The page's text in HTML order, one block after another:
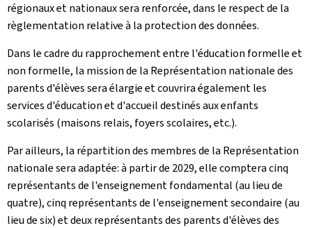
régionaux et nationaux sera renforcée, dans le respect de la
règlementation relative à la protection des données.
Dans le cadre du rapprochement entre l'éducation formelle et
non formelle, la mission de la Représentation nationale des
parents d'élèves sera élargie et couvrira également les
services d'éducation et d'accueil destinés aux enfants
scolarisés (maisons relais, foyers scolaires, etc.).
Par ailleurs, la répartition des membres de la Représentation
nationale sera adaptée: à partir de 2029, elle comptera cinq
représentants de l'enseignement fondamental (au lieu de
quatre), cinq représentants de l'enseignement secondaire (au
lieu de six) et deux représentants des parents d'élèves des